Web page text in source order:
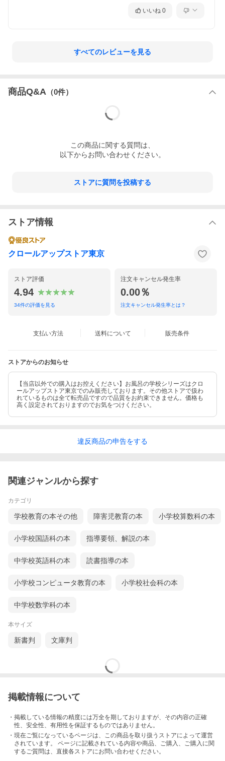
いいね 0
すべてのレビューを見る
商品Q&A （0件）
この商品に関する質問は、
以下からお問い合わせください。
ストアに質問を投稿する
ストア情報
クロールアップストア東京
ストア評価
4.94
34件の評価を見る
注文キャンセル発生率
0.00％
注文キャンセル発生率とは？
支払い方法 送料について 販売条件
ストアからのお知らせ
【当店以外での購入はお控えください】お風呂の学校シリーズはクロ
ールアップストア東京でのみ販売しております。その他ストアで扱わ
れているものは全て転売品ですので品質をお約束できません。価格も
高く設定されておりますのでお気をつけください。
違反商品の申告をする
関連ジャンルから探す
カテゴリ
学校教育の本その他 障害児教育の本 小学校算数科の本
小学校国語科の本 指導要領、解説の本
中学校英語科の本 読書指導の本
小学校コンピュータ教育の本 小学校社会科の本
中学校数学科の本
本サイズ
新書判 文庫判
掲載情報について
・掲載している情報の精度には万全を期しておりますが、その内容の正確
性、安全性、有用性を保証するものではありません。
・現在ご覧になっているページは、この商品を取り扱うストアによって運営
されています。 ページに記載されている内容や商品、ご購入 、ご購入に関
するご質問は、直接各ストアにお問い合わせください。